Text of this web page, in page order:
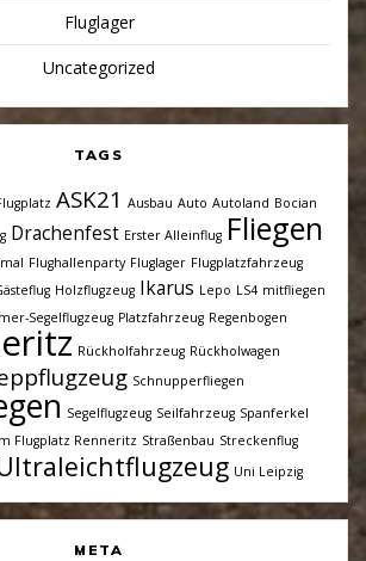
Fluglager
Uncategorized
TAGS
ASK21 Ausbau Auto Autoland Bocian
Drachenfest Erster Alleinflug Fliegen
Flughallenparty Fluglager Flugplatzfahrzeug
Holzflugzeug Ikarus Lepo LS4 mitfliegen
Segelflugzeug Platzfahrzeug Regenbogen
Rückholfahrzeug Rückholwagen
Schnupperfliegen
Segelflugzeug Seilfahrzeug Spanferkel
Flugplatz Renneritz Straßenbau Streckenflug
Uni Leipzig
META